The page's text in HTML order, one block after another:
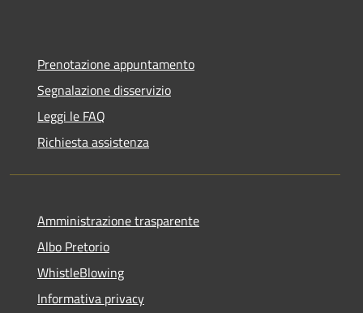
Prenotazione appuntamento
Segnalazione disservizio
Leggi le FAQ
Richiesta assistenza
Amministrazione trasparente
Albo Pretorio
WhistleBlowing
Informativa privacy